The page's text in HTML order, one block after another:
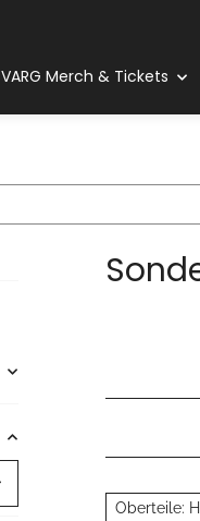
VARG Merch & Tickets
Oberteile: